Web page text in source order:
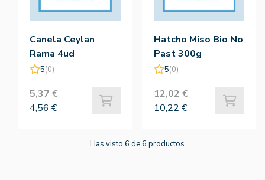
Canela Ceylan
Rama 4ud
5(0)
5,37 €
4,56 €
Hatcho Miso Bio No
Past 300g
5(0)
12,02 €
10,22 €
Has visto 6 de 6 productos